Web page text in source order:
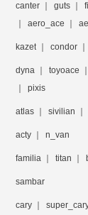
canter guts
aero_ace
kazet condor
dyna toyoace
pixis
atlas sivilian
acty n_van
familia titan
sambar
cary